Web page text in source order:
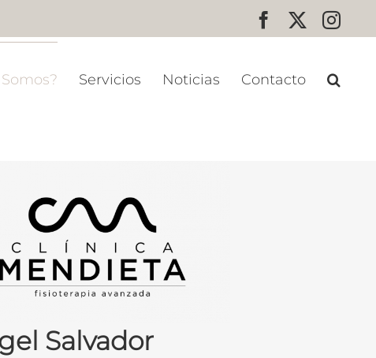
Facebook
Servicios Noticias Contacto
Salvador